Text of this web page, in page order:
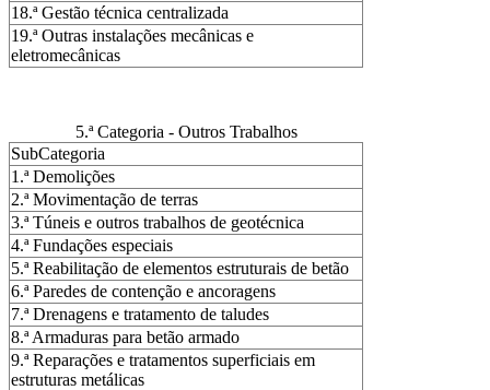
18.ª Gestão técnica centralizada
19.ª Outras instalações mecânicas e
eletromecânicas
5.ª Categoria - Outros Trabalhos
SubCategoria
1.ª Demolições
2.ª Movimentação de terras
3.ª Túneis e outros trabalhos de geotécnica
4.ª Fundações especiais
5.ª Reabilitação de elementos estruturais de betão
6.ª Paredes de contenção e ancoragens
7.ª Drenagens e tratamento de taludes
8.ª Armaduras para betão armado
9.ª Reparações e tratamentos superficiais em
estruturas metálicas